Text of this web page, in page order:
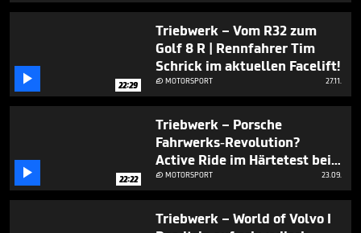
 22:29
Triebwerk – Vom R32 zum
Golf 8 R | Rennfahrer Tim
Schrick im aktuellen Facelift!
MOTORSPORT 27.11.
 22:22
Triebwerk – Porsche
Fahrwerks-Revolution?
Active Ride im Härtetest bei
Walter Röhrl & Tim Schrick I
Nürburgring Nordschleife
MOTORSPORT 23.09.
Triebwerk – World of Volvo I